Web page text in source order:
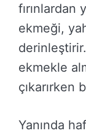
fırınlardan
ekmeği,
ekmekle
çıkarırken
Yanında